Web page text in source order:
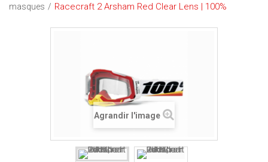
masques / Racecraft 2 Arsham Red Clear Lens | 100%
Agrandir l'image